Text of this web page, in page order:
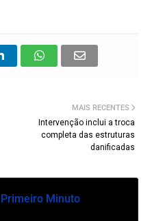
MAIS RECENTES
Intervenção inclui a troca
completa das estruturas
danificadas
Primeiro Minuto